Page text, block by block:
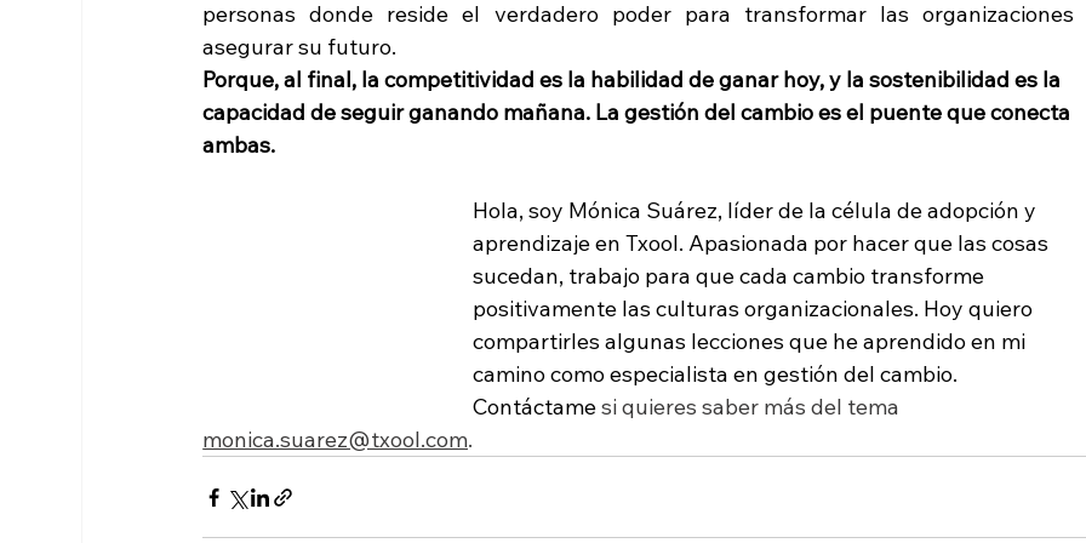
personas donde reside el verdadero poder para transformar las organizaciones
asegurar su futuro.
Porque, al final, la competitividad es la habilidad de ganar hoy, y la sostenibilidad es la
capacidad de seguir ganando mañana. La gestión del cambio es el puente que conecta
ambas.
Hola, soy Mónica Suárez, líder de la célula de adopción y
aprendizaje en Txool. Apasionada por hacer que las cosas
sucedan, trabajo para que cada cambio transforme
positivamente las culturas organizacionales. Hoy quiero
compartirles algunas lecciones que he aprendido en mi
camino como especialista en gestión del cambio.
Contáctame si quieres saber más del tema
monica.suarez@txool.com.